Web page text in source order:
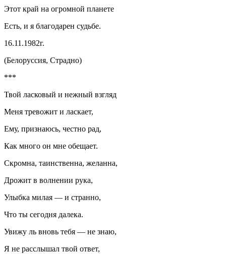
Этот край на огромной планете
Есть, и я благодарен судьбе.
16.11.1982г.
(Белоруссия, Страдно)
***
Твой ласковый и нежный взгляд
Меня тревожит и ласкает,
Ему, признаюсь, честно рад,
Как много он мне обещает.
Скромна, таинственна, желанна,
Дрожит в волнении рука,
Улыбка милая — и странно,
Что ты сегодня далека.
Увижу ль вновь тебя — не знаю,
Я не расслышал твой ответ,